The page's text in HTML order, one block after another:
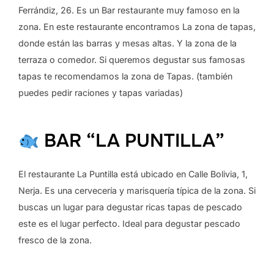
Ferrándiz, 26. Es un Bar restaurante muy famoso en la
zona. En este restaurante encontramos La zona de tapas,
donde están las barras y mesas altas. Y la zona de la
terraza o comedor. Si queremos degustar sus famosas
tapas te recomendamos la zona de Tapas. (también
puedes pedir raciones y tapas variadas)
BAR “LA PUNTILLA”
El restaurante La Puntilla está ubicado en Calle Bolivia, 1,
Nerja. Es una cervecería y marisquería típica de la zona. Si
buscas un lugar para degustar ricas tapas de pescado
este es el lugar perfecto. Ideal para degustar pescado
fresco de la zona.